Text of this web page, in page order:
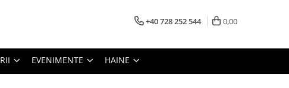
+40 728 252 544 0,00
EVENIMENTE HAINE